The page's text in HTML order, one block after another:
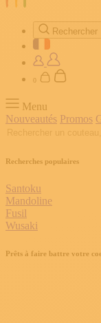
Rechercher
0
Menu
Nouveautés Promos
Recherches populaires
Santoku
Mandoline
Fusil
Wusaki
Prêts à faire battre votre